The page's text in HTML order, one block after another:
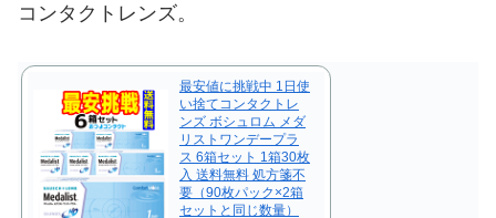
コンタクトレンズ。
最安値に挑戦中 1日使
い捨てコンタクトレ
ンズ ボシュロム メダ
リストワンデープラ
ス 6箱セット 1箱30枚
入 送料無料 処方箋不
要（90枚パック×2箱
セットと同じ数量）